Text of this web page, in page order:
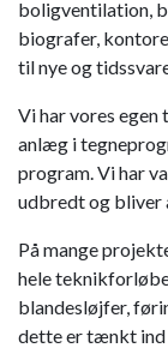
boligventilation,
biografer,
til nye og
Vi har vores
anlæg i
program. Vi har
udbredt og bliver
På mange
hele
blandesløjfer,
dette er tænkt ind